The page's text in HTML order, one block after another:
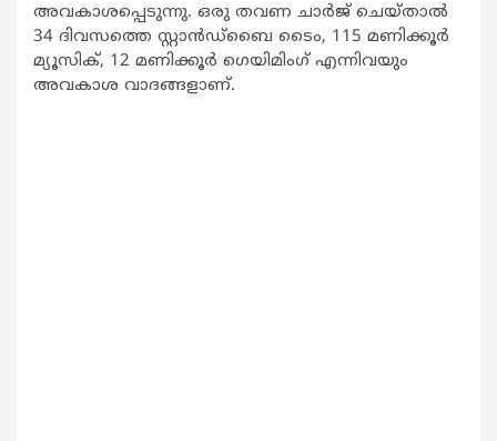
അവകാശപ്പെടുന്നു. ഒരു തവണ ചാര്‍ജ് ചെയ്താല്‍
34 ദിവസത്തെ സ്റ്റാന്‍ഡ്ബൈ ടൈം, 115 മണിക്കൂര്‍
മ്യൂസിക്, 12 മണിക്കൂര്‍ ഗെയിമിംഗ് എന്നിവയും
അവകാശ വാദങ്ങളാണ്.